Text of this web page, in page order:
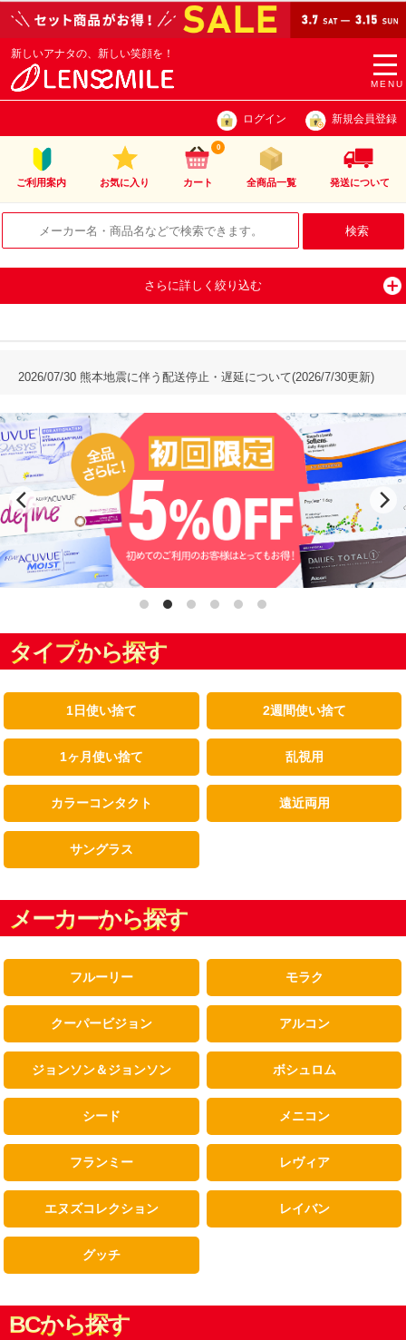
MENU
新しいアナタの、新しい笑顔を！
ログイン 新規会員登録
ご利用案内 お気に入り カート
0
全商品一覧 発送について
さらに詳しく絞り込む
2026/07/30 熊本地震に伴う配送停止・遅延について(2026/7/30更新)
タイプから探す
1日使い捨て 2週間使い捨て
1ヶ月使い捨て 乱視用
カラーコンタクト 遠近両用
サングラス
メーカーから探す
フルーリー モラク
クーパービジョン アルコン
ジョンソン＆ジョンソン ボシュロム
シード メニコン
フランミー レヴィア
エヌズコレクション レイバン
グッチ
BCから探す